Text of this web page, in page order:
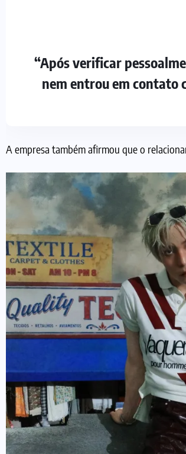
“Após verificar
nem entrou em contato
A empresa também afirmou que o